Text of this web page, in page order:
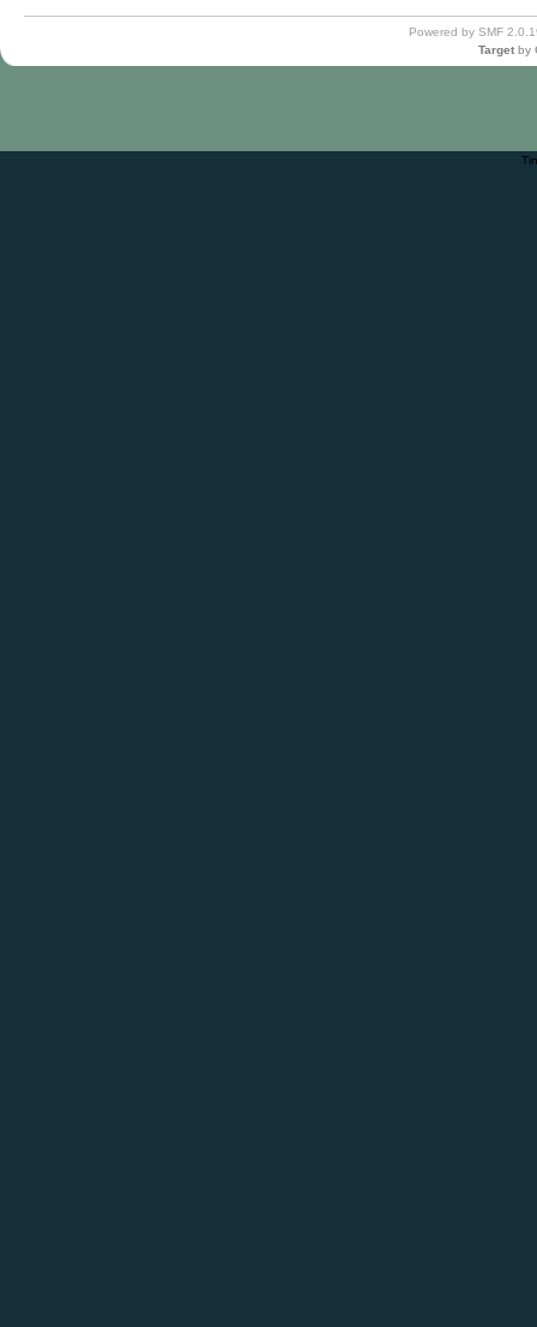
Powered by SMF
Target by